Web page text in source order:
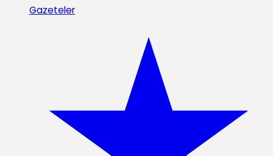
Gazeteler